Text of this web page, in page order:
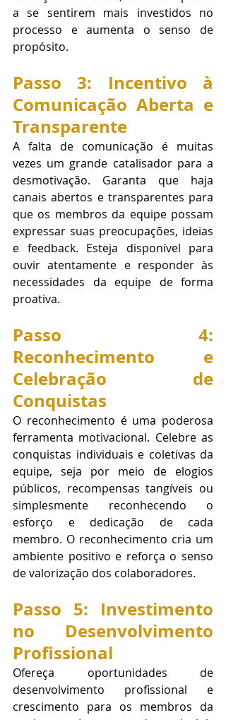
a se sentirem mais investidos no
processo e aumenta o senso de
propósito.
Passo 3: Incentivo à
Comunicação Aberta e
Transparente
A falta de comunicação é muitas
vezes um grande catalisador para a
desmotivação. Garanta que haja
canais abertos e transparentes para
que os membros da equipe possam
expressar suas preocupações, ideias
e feedback. Esteja disponível para
ouvir atentamente e responder às
necessidades da equipe de forma
proativa.
Passo 4:
Reconhecimento e
Celebração de
Conquistas
O reconhecimento é uma poderosa
ferramenta motivacional. Celebre as
conquistas individuais e coletivas da
equipe, seja por meio de elogios
públicos, recompensas tangíveis ou
simplesmente reconhecendo o
esforço e dedicação de cada
membro. O reconhecimento cria um
ambiente positivo e reforça o senso
de valorização dos colaboradores.
Passo 5: Investimento
no Desenvolvimento
Profissional
Ofereça oportunidades de
desenvolvimento profissional e
crescimento para os membros da